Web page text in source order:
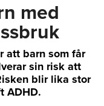
med
att barn som får
sin risk att
blir lika stor
ADHD.